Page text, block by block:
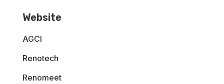
Website
AGCI
Renotech
Renomeet